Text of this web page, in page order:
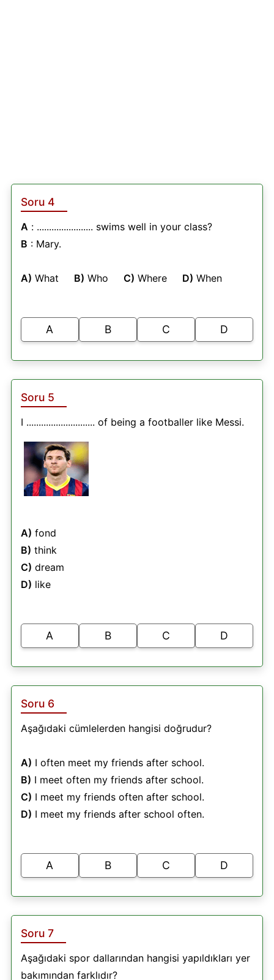
Soru 4
A : ....................... swims well in your class?
B : Mary.
A) What B) Who C) Where D) When
A B C D
Soru 5
I ............................ of being a footballer like Messi.
A) fond
B) think
C) dream
D) like
A B C D
Soru 6
Aşağıdaki cümlelerden hangisi doğrudur?
A) I often meet my friends after school.
B) I meet often my friends after school.
C) I meet my friends often after school.
D) I meet my friends after school often.
A B C D
Soru 7
Aşağıdaki spor dallarından hangisi yapıldıkları yer
bakımından farklıdır?